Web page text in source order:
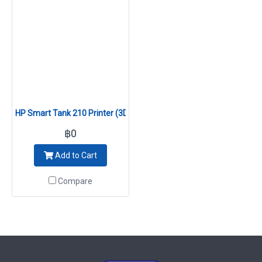
HP Smart Tank 210 Printer (3D4L3A)
฿0
Add to Cart
Compare